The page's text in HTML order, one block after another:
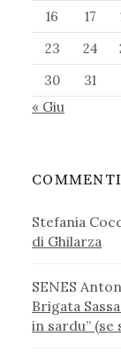
16
17
23
24
30
31
« Giu
Stefania
di Ghilarza
SENES
Brigata
in sardu” (se